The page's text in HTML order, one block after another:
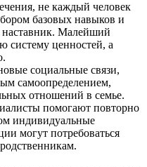
не каждый человек
базовых навыков и
наставник. Малейший
систему ценностей, а
социальные связи,
самоопределением,
отношений в семье.
помогают повторно
индивидуальные
могут потребоваться